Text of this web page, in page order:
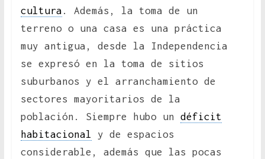
cultura . Además, la toma de un
terreno o una casa es una práctica
muy antigua, desde la Independencia
se expresó en la toma de sitios
suburbanos y el arranchamiento de
sectores mayoritarios de la
población. Siempre hubo un déficit
habitacional y de espacios
considerable, además que las pocas